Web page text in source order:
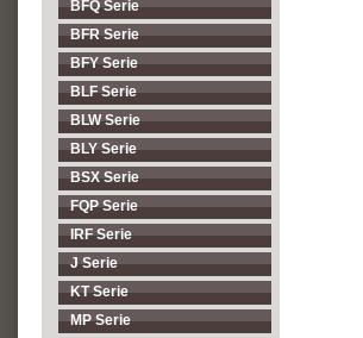
BFQ Serie
BFR Serie
BFY Serie
BLF Serie
BLW Serie
BLY Serie
BSX Serie
FQP Serie
IRF Serie
J Serie
KT Serie
MP Serie